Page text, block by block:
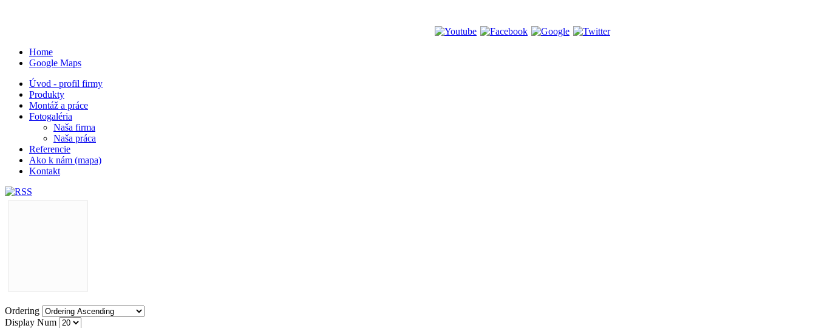
Home
Google Maps
Úvod - profil firmy
Produkty
Montáž a práce
Fotogaléria
Naša firma
Naša práca
Referencie
Ako k nám (mapa)
Kontakt
Ordering
Display Num